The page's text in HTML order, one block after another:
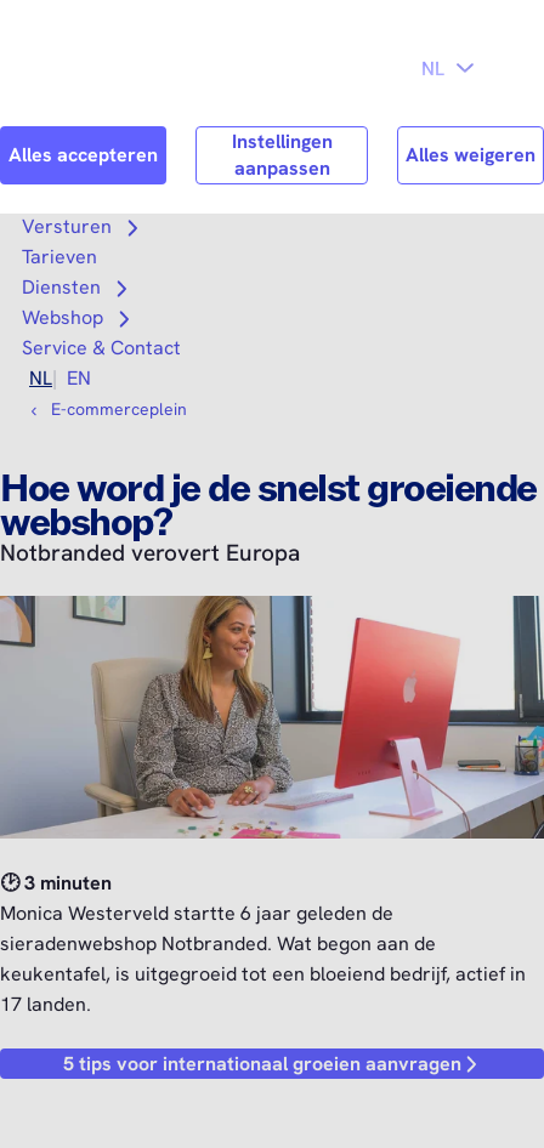
Search Zoek
Versturen
Open submenu
Tarieven
Diensten
Open submenu
Webshop
Open submenu
Service & Contact
NL
EN
E-commerceplein
Hoe word je de snelst groeiende
webshop?
Notbranded verovert Europa
🕑 3 minuten
Monica Westerveld startte 6 jaar geleden de
sieradenwebshop Notbranded. Wat begon aan de
keukentafel, is uitgegroeid tot een bloeiend bedrijf, actief in
17 landen.
5 tips voor internationaal groeien aanvragen